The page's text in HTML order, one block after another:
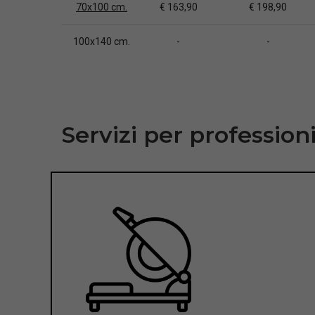
70x100 cm. € 163,90 € 198,90
100x140 cm. - -
Servizi per